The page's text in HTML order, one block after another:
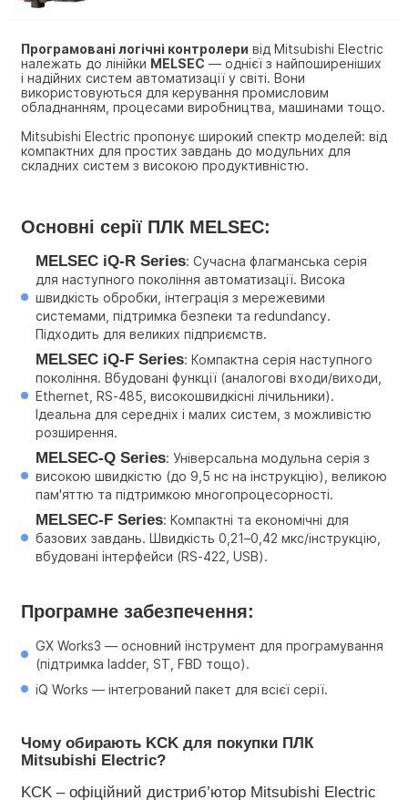
Програмовані логічні контролери від Mitsubishi Electric
належать до лінійки MELSEC — однієї з найпоширеніших
і надійних систем автоматизації у світі. Вони
використовуються для керування промисловим
Mitsubishi Electric пропонує широкий спектр моделей: від
компактних для простих завдань до модульних для
складних систем з високою продуктивністю.
Основні серії ПЛК MELSEC:
MELSEC iQ-R Series: Сучасна флагманська серія
для наступного покоління автоматизації. Висока
швидкість обробки, інтеграція з мережевими
системами, підтримка безпеки та redundancy.
Підходить для великих підприємств.
MELSEC iQ-F Series: Компактна серія наступного
покоління. Вбудовані функції (аналогові входи/виходи,
Ethernet, RS-485, високошвидкісні лічильники).
Ідеальна для середніх і малих систем, з можливістю
розширення.
MELSEC-Q Series: Універсальна модульна серія з
високою швидкістю (до 9,5 нс на інструкцію), великою
пам'яттю та підтримкою многопроцесорності.
MELSEC-F Series: Компактні та економічні для
базових завдань. Швидкість 0,21–0,42 мкс/інструкцію,
вбудовані інтерфейси (RS-422, USB).
Програмне забезпечення:
GX Works3 — основний інструмент для програмування
(підтримка ladder, ST, FBD тощо).
iQ Works — інтегрований пакет для всієї серії.
Чому обирають KCK для покупки ПЛК
Mitsubishi Electric?
KCK – офіційний дистриб’ютор Mitsubishi Electric